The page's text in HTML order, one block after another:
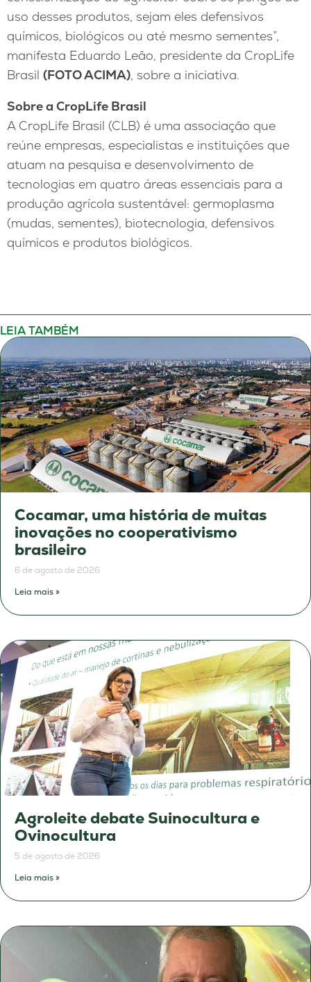
uso desses produtos, sejam eles defensivos
químicos, biológicos ou até mesmo sementes”,
manifesta Eduardo Leão, presidente da CropLife
Brasil (FOTO ACIMA), sobre a iniciativa.
Sobre a CropLife Brasil
A CropLife Brasil (CLB) é uma associação que
reúne empresas, especialistas e instituições que
atuam na pesquisa e desenvolvimento de
tecnologias em quatro áreas essenciais para a
produção agrícola sustentável: germoplasma
(mudas, sementes), biotecnologia, defensivos
químicos e produtos biológicos.
LEIA TAMBÉM
Cocamar, uma história de muitas
inovações no cooperativismo
brasileiro
6 de agosto de 2026
Leia mais »
Agroleite debate Suinocultura e
Ovinocultura
5 de agosto de 2026
Leia mais »